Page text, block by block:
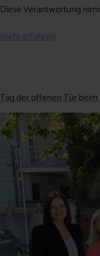
Diese Verantwortung
mehr erfahren
Tag der offenen Tür